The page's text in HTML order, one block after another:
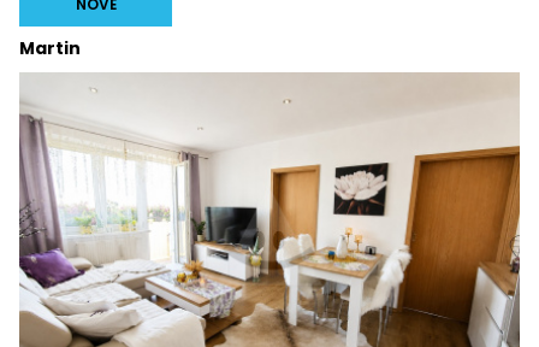
Martin
NOVÉ